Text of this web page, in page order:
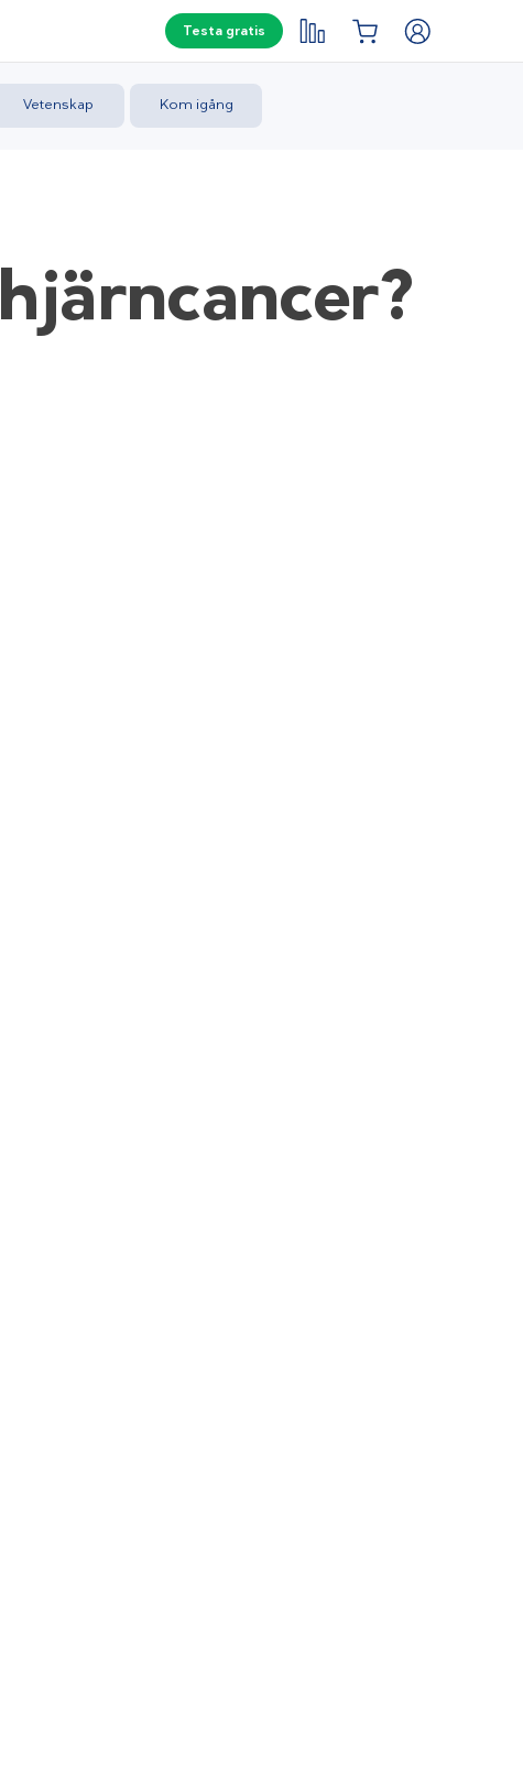
Testa gratis
Vetenskap Kom igång
hjärncancer?